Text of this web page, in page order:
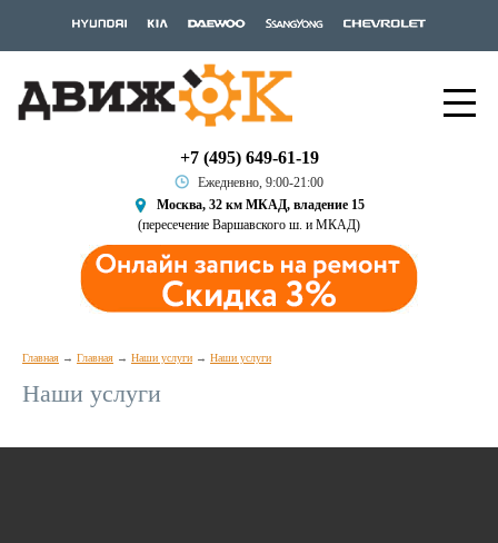
+7 (495) 649-61-19
Ежедневно, 9:00-21:00
Москва, 32 км МКАД, владение 15
(пересечение Варшавского ш. и МКАД)
Главная Главная Наши услуги Наши услуги
Наши услуги